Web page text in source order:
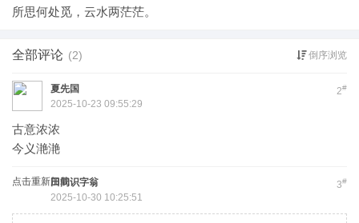
​所思何处觅，云水两茫茫。
全部评论 (2) 倒序浏览
2#
夏先国
2025-10-23 09:55:29
古意浓浓
今义滟滟
点击重新加载 3#
田间识字翁
2025-10-30 10:25:51